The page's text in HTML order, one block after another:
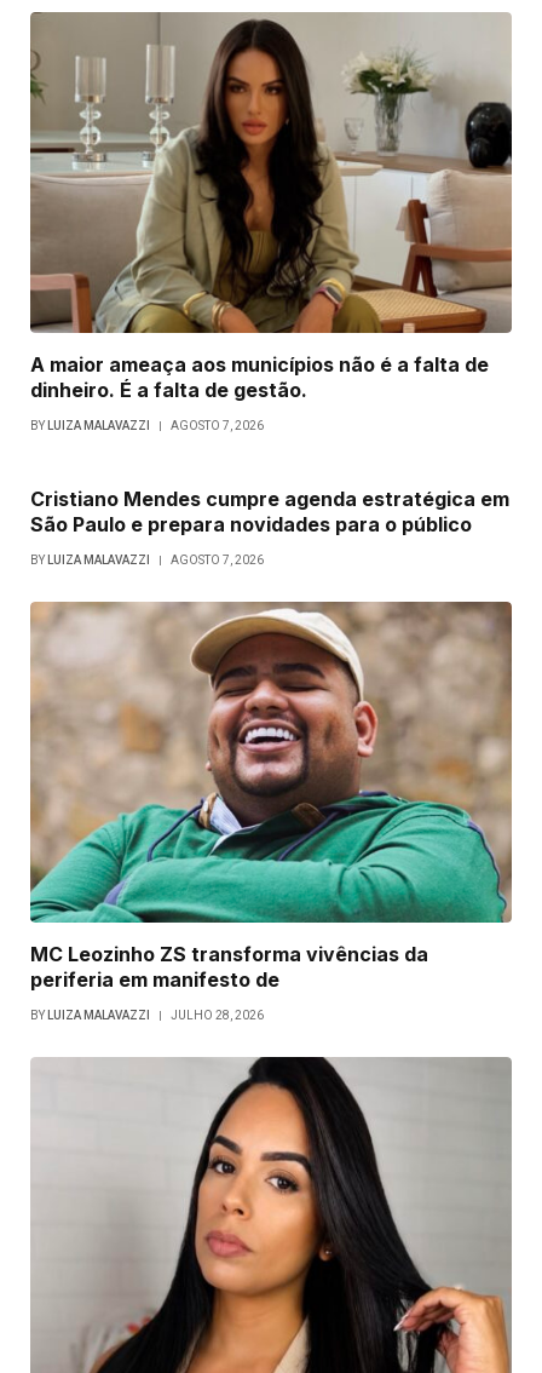
A maior ameaça aos municípios não é a falta de
dinheiro. É a falta de gestão.
BY LUIZA MALAVAZZI AGOSTO 7, 2026
Cristiano Mendes cumpre agenda estratégica em
São Paulo e prepara novidades para o público
BY LUIZA MALAVAZZI AGOSTO 7, 2026
MC Leozinho ZS transforma vivências da
periferia em manifesto de
BY LUIZA MALAVAZZI JULHO 28, 2026